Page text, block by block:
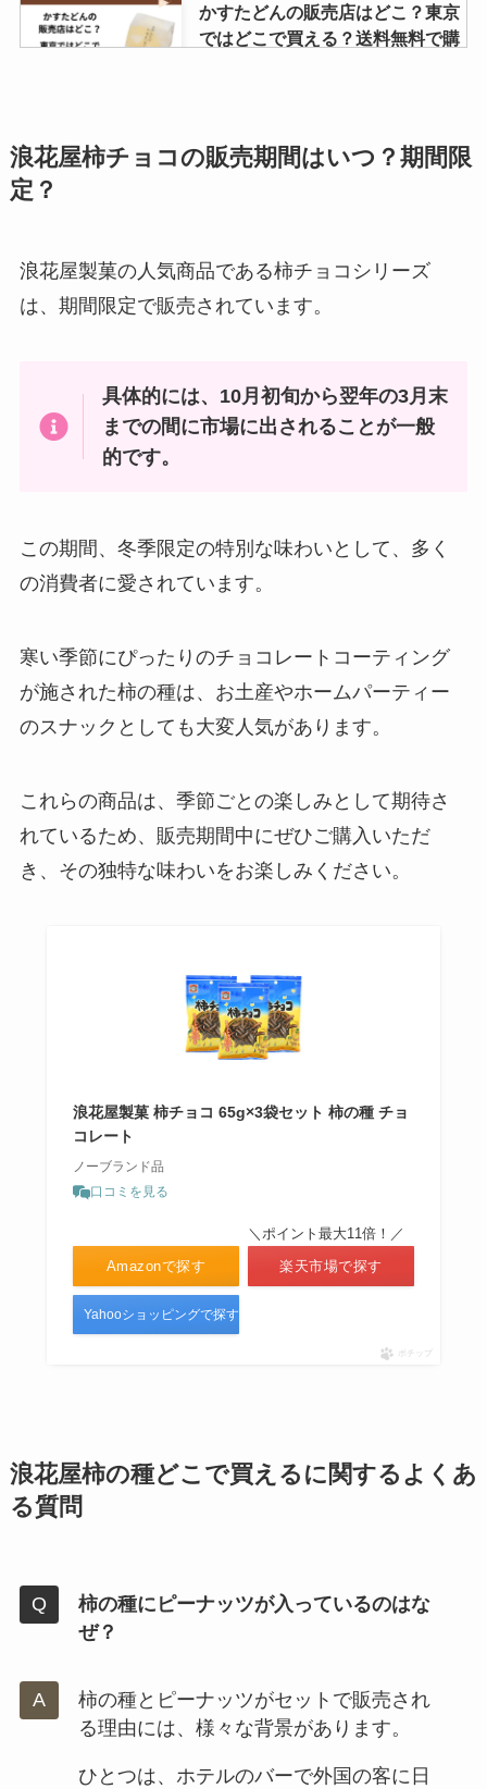
かすたどんの販売店はどこ？東京
ではどこで買える？送料無料で購
ミスカル カルディで販売してる？
業務スーパーで買える？どこで売
サンドウィッチマン仙台土産のお
すすめはなに？仙台のソウルフー
源氏パイ 販売終了？売ってないっ
コアラパン 販売中止？売っていな
い理由は？
悪いって本当？
クレープアイス 販売中止は本当？
どこに売ってる？
筑紫もち 売ってる場所はどこ？コ
ンビニで買える？
浪花屋柿チョコの販売期間はいつ？期間限
定？
浪花屋製菓の人気商品である柿チョコシリーズ
は、期間限定で販売されています。
具体的には、10月初旬から翌年の3月末
までの間に市場に出されることが一般
的です。
この期間、冬季限定の特別な味わいとして、多く
の消費者に愛されています。
寒い季節にぴったりのチョコレートコーティング
が施された柿の種は、お土産やホームパーティー
のスナックとしても大変人気があります。
これらの商品は、季節ごとの楽しみとして期待さ
れているため、販売期間中にぜひご購入いただ
き、その独特な味わいをお楽しみください。
浪花屋製菓 柿チョコ 65g×3袋セット 柿の種 チョ
コレート
ノーブランド品
口コミを見る
Amazonで探す
＼ポイント最大11倍！／
楽天市場で探す
Yahooショッピングで探す
ポチップ
浪花屋柿の種どこで買えるに関するよくあ
る質問
柿の種にピーナッツが入っているのはな
ぜ？
柿の種とピーナッツがセットで販売され
る理由には、様々な背景があります。
ひとつは、ホテルのバーで外国の客に日